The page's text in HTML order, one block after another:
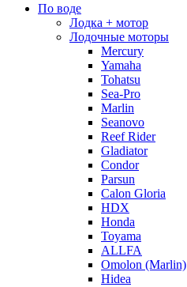
По воде
Лодка + мотор
Лодочные моторы
Mercury
Yamaha
Tohatsu
Sea-Pro
Marlin
Seanovo
Reef Rider
Gladiator
Condor
Parsun
Calon Gloria
HDX
Honda
Toyama
ALLFA
Omolon (Marlin)
Hidea